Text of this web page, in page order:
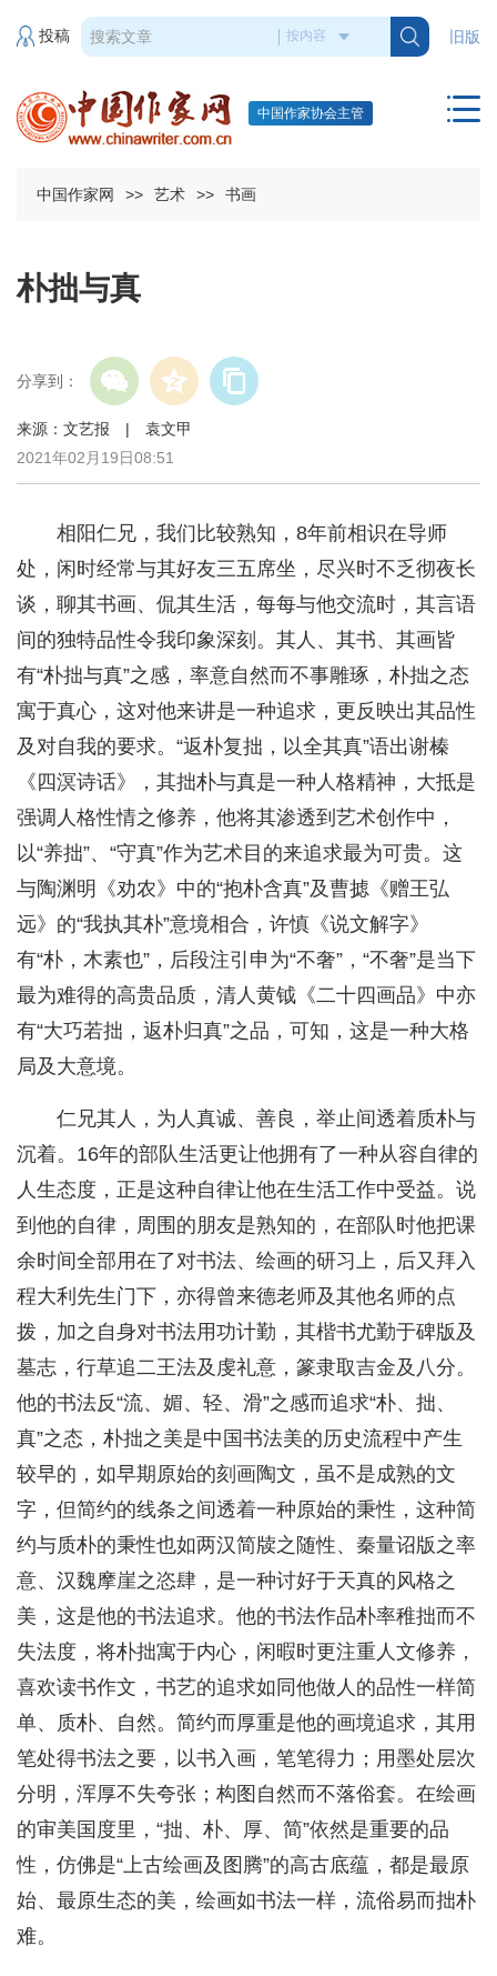
旧版
投稿
中国作家协会主管
中国作家网 >> 艺术 >> 书画
朴拙与真
分享到：
来源：文艺报 | 袁文甲
2021年02月19日08:51
相阳仁兄，我们比较熟知，8年前相识在导师
处，闲时经常与其好友三五席坐，尽兴时不乏彻夜长
谈，聊其书画、侃其生活，每每与他交流时，其言语
间的独特品性令我印象深刻。其人、其书、其画皆
有“朴拙与真”之感，率意自然而不事雕琢，朴拙之态
寓于真心，这对他来讲是一种追求，更反映出其品性
及对自我的要求。“返朴复拙，以全其真”语出谢榛
《四溟诗话》，其拙朴与真是一种人格精神，大抵是
强调人格性情之修养，他将其渗透到艺术创作中，
以“养拙”、“守真”作为艺术目的来追求最为可贵。这
与陶渊明《劝农》中的“抱朴含真”及曹摅《赠王弘
远》的“我执其朴”意境相合，许慎《说文解字》
有“朴，木素也”，后段注引申为“不奢”，“不奢”是当下
最为难得的高贵品质，清人黄钺《二十四画品》中亦
有“大巧若拙，返朴归真”之品，可知，这是一种大格
局及大意境。
仁兄其人，为人真诚、善良，举止间透着质朴与
沉着。16年的部队生活更让他拥有了一种从容自律的
人生态度，正是这种自律让他在生活工作中受益。说
到他的自律，周围的朋友是熟知的，在部队时他把课
余时间全部用在了对书法、绘画的研习上，后又拜入
程大利先生门下，亦得曾来德老师及其他名师的点
拨，加之自身对书法用功计勤，其楷书尤勤于碑版及
墓志，行草追二王法及虔礼意，篆隶取吉金及八分。
他的书法反“流、媚、轻、滑”之感而追求“朴、拙、
真”之态，朴拙之美是中国书法美的历史流程中产生
较早的，如早期原始的刻画陶文，虽不是成熟的文
字，但简约的线条之间透着一种原始的秉性，这种简
约与质朴的秉性也如两汉简牍之随性、秦量诏版之率
意、汉魏摩崖之恣肆，是一种讨好于天真的风格之
美，这是他的书法追求。他的书法作品朴率稚拙而不
失法度，将朴拙寓于内心，闲暇时更注重人文修养，
喜欢读书作文，书艺的追求如同他做人的品性一样简
单、质朴、自然。简约而厚重是他的画境追求，其用
笔处得书法之要，以书入画，笔笔得力；用墨处层次
分明，浑厚不失夸张；构图自然而不落俗套。在绘画
的审美国度里，“拙、朴、厚、简”依然是重要的品
性，仿佛是“上古绘画及图腾”的高古底蕴，都是最原
始、最原生态的美，绘画如书法一样，流俗易而拙朴
难。